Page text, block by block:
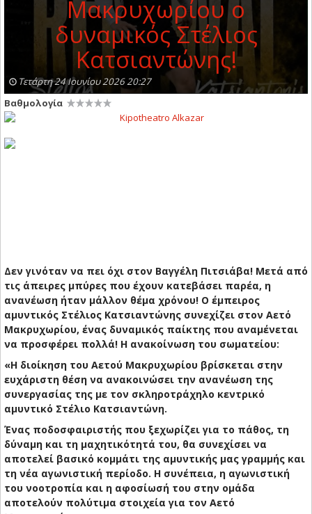
Μακρυχωρίου ο
δυναμικός Στέλιος
Κατσιαντώνης!
Τετάρτη 24 Ιουνίου 2026 20:27
Βαθμολογία
Δεν γινόταν να πει όχι στον Βαγγέλη Πιτσιάβα! Μετά από
τις άπειρες μπύρες που έχουν κατεβάσει παρέα, η
ανανέωση ήταν μάλλον θέμα χρόνου! Ο έμπειρος
αμυντικός Στέλιος Κατσιαντώνης συνεχίζει στον Αετό
Μακρυχωρίου, ένας δυναμικός παίκτης που αναμένεται
να προσφέρει πολλά! Η ανακοίνωση του σωματείου:
«Η διοίκηση του Αετού Μακρυχωρίου βρίσκεται στην
ευχάριστη θέση να ανακοινώσει την ανανέωση της
συνεργασίας της με τον σκληροτράχηλο κεντρικό
αμυντικό Στέλιο Κατσιαντώνη.
Ένας ποδοσφαιριστής που ξεχωρίζει για το πάθος, τη
δύναμη και τη μαχητικότητά του, θα συνεχίσει να
αποτελεί βασικό κομμάτι της αμυντικής μας γραμμής και
τη νέα αγωνιστική περίοδο. Η συνέπεια, η αγωνιστική
του νοοτροπία και η αφοσίωσή του στην ομάδα
αποτελούν πολύτιμα στοιχεία για τον Αετό